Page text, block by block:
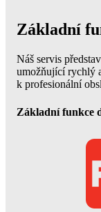
Základní
Náš servis
umožňující rychlý
k profesionální
Základní funkce